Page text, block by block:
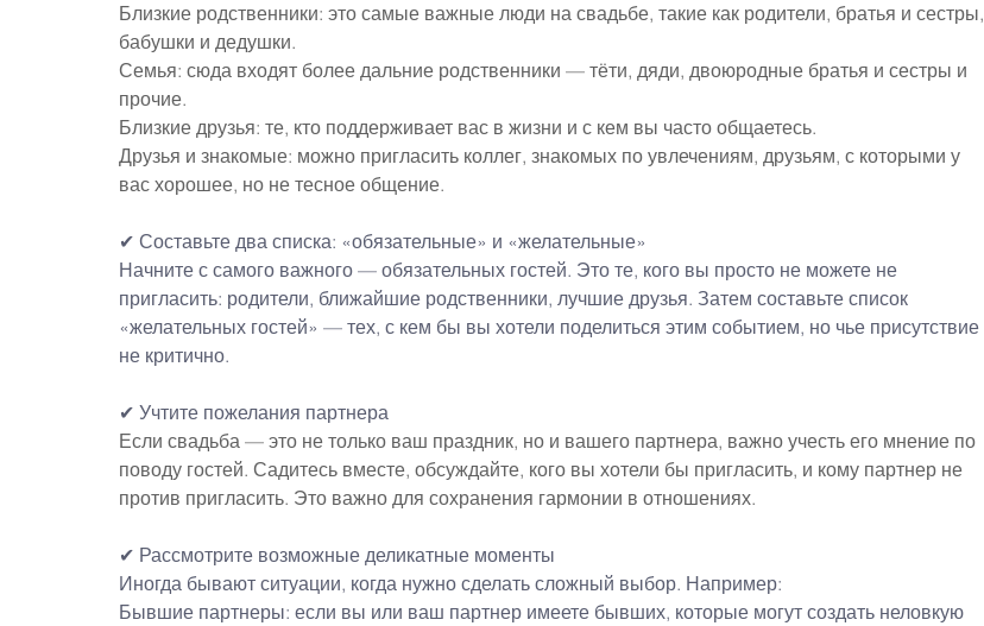
Близкие родственники: это самые важные люди на свадьбе, такие как родители, братья и сестры,
бабушки и дедушки.
Семья: сюда входят более дальние родственники — тёти, дяди, двоюродные братья и сестры и
прочие.
Близкие друзья: те, кто поддерживает вас в жизни и с кем вы часто общаетесь.
Друзья и знакомые: можно пригласить коллег, знакомых по увлечениям, друзьям, с которыми у
вас хорошее, но не тесное общение.
✔ Составьте два списка: «обязательные» и «желательные»
Начните с самого важного — обязательных гостей. Это те, кого вы просто не можете не
пригласить: родители, ближайшие родственники, лучшие друзья. Затем составьте список
«желательных гостей» — тех, с кем бы вы хотели поделиться этим событием, но чье присутствие
не критично.
✔ Учтите пожелания партнера
Если свадьба — это не только ваш праздник, но и вашего партнера, важно учесть его мнение по
поводу гостей. Садитесь вместе, обсуждайте, кого вы хотели бы пригласить, и кому партнер не
против пригласить. Это важно для сохранения гармонии в отношениях.
✔ Рассмотрите возможные деликатные моменты
Иногда бывают ситуации, когда нужно сделать сложный выбор. Например:
Бывшие партнеры: если вы или ваш партнер имеете бывших, которые могут создать неловкую